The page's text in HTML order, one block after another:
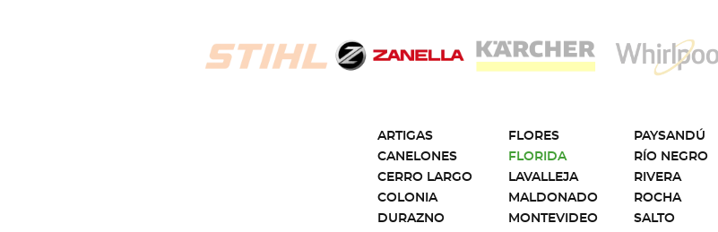
ARTIGAS
CANELONES
CERRO LARGO
COLONIA
DURAZNO
FLORES
FLORIDA
LAVALLEJA
MALDONADO
MONTEVIDEO
PAYSANDÚ
RÍO NEGRO
RIVERA
ROCHA
SALTO